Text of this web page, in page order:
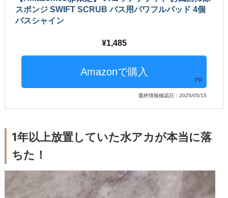
スポンジ SWIFT SCRUB バス用パワフルパッド 4個
バスシャイン
1,485
PR
最終情報確認日：2025/05/15
1年以上放置していた水アカが本当に落
ちた！